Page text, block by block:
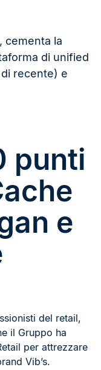
cementa la
di unified
recente) e
punti
e
del retail,
il Gruppo ha
per attrezzare
Vib’s.